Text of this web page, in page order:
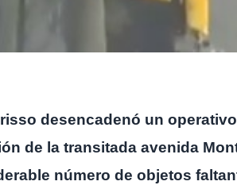
desencadenó un
de la transitada avenida
número de objetos